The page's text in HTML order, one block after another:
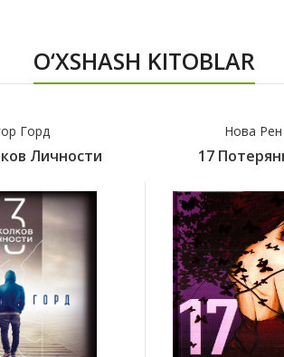
O‘XSHASH KITOBLAR
Горд
Личности
Нова
17